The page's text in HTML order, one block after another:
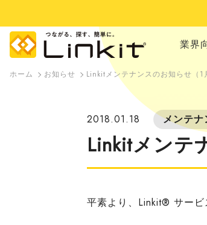
業界
ホーム お知らせ Linkitメンテナンスのお知らせ（1
2018.01.18 メンテナ
Linkitメンテ
平素より、Linkit® サービ